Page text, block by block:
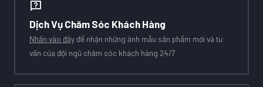
Dịch Vụ Chăm Sóc Khách Hàng
Nhấn vào đây để nhận những ảnh mẫu sản phẩm mới và tư
vấn của đội ngũ chăm sóc khách hàng 24/7